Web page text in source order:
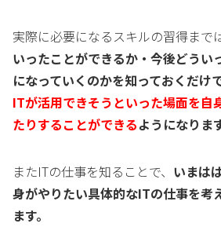
実際に必要になるスキルの習得まで
いったことができるか・今後どうい
になっていくのかを知っておくだけ
ITが活用できそうといった場面を自
たりすることができるようになります
またITの仕事を知ることで、 いまは
身がやりたい具体的なITの仕事を考
ます。